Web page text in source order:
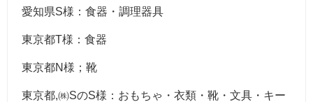
愛知県S様：食器・調理器具
東京都T様：食器
東京都N様；靴
東京都,㈱SのS様：おもちゃ・衣類・靴・文具・キー